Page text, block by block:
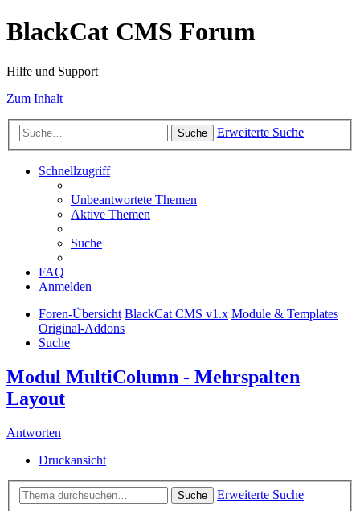
BlackCat CMS Forum
Hilfe und Support
Zum Inhalt
Suche Erweiterte Suche
Schnellzugriff
Unbeantwortete Themen
Aktive Themen
Suche
FAQ
Anmelden
Foren-Übersicht BlackCat CMS v1.x Module & Templates
Original-Addons
Suche
Modul MultiColumn - Mehrspalten
Layout
Antworten
Druckansicht
Suche
Erweiterte Suche